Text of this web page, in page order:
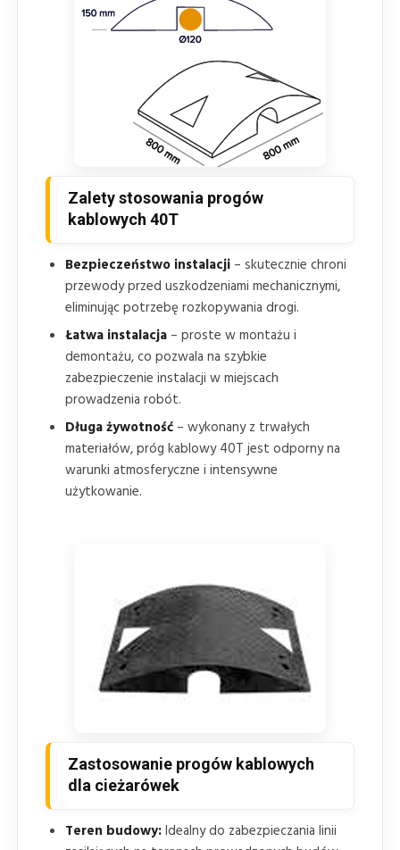
Zalety stosowania progów
kablowych 40T
Bezpieczeństwo instalacji – skutecznie chroni
przewody przed uszkodzeniami mechanicznymi,
eliminując potrzebę rozkopywania drogi.
Łatwa instalacja – proste w montażu i
demontażu, co pozwala na szybkie
zabezpieczenie instalacji w miejscach
prowadzenia robót.
Długa żywotność – wykonany z trwałych
materiałów, próg kablowy 40T jest odporny na
warunki atmosferyczne i intensywne
użytkowanie.
Zastosowanie progów kablowych
dla cieżarówek
Teren budowy:Idealny do zabezpieczania linii